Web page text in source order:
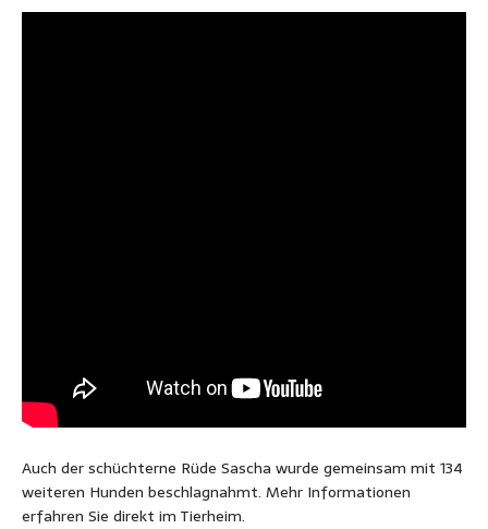
Auch der schüchterne Rüde Sascha wurde gemeinsam mit 134
weiteren Hunden beschlagnahmt. Mehr Informationen
erfahren Sie direkt im Tierheim.